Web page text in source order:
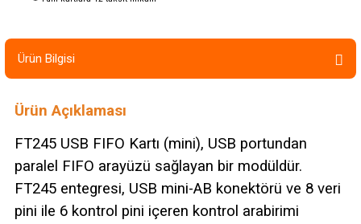
Ürün Bilgisi
Ürün Açıklaması
FT245 USB FIFO Kartı (mini), USB portundan
paralel FIFO arayüzü sağlayan bir modüldür.
FT245 entegresi, USB mini-AB konektörü ve 8 veri
pini ile 6 kontrol pini içeren kontrol arabirimi